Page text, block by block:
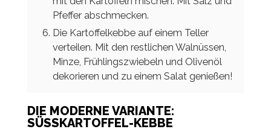
Pfeffer abschmecken.
Die Kartoffelkebbe auf einem Teller
verteilen. Mit den restlichen Walnüssen,
Minze, Frühlingszwiebeln und Olivenöl
dekorieren und zu einem Salat genießen!
DIE MODERNE VARIANTE:
SÜSSKARTOFFEL-KEBBE